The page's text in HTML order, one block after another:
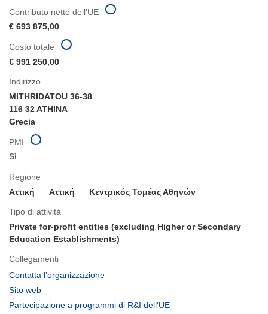
Contributo netto dell'UE
€ 693 875,00
Indirizzo
MITHRIDATOU 36-38
116 32 ATHINA
Grecia
PMI
Sì
Regione
Αττική
Aττική Κεντρικός Τομέας Αθηνών
Tipo di attività
Private for-profit entities (excluding Higher or Secondary
Education Establishments)
Collegamenti
Contatta l’organizzazione
Sito web
apre
Partecipazione a programmi di R&I dell'UE
Costo totale
€ 991 250,00